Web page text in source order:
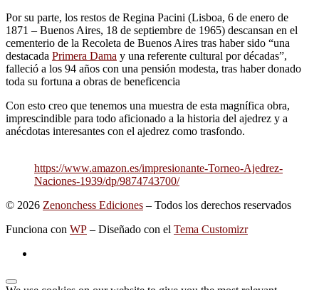
Por su parte, los restos de Regina Pacini (Lisboa, 6 de enero de
1871 – Buenos Aires, 18 de septiembre de 1965) descansan en el
cementerio de la Recoleta de Buenos Aires tras haber sido “una
destacada Primera Dama y una referente cultural por décadas”,
falleció a los 94 años con una pensión modesta, tras haber donado
toda su fortuna a obras de beneficencia
Con esto creo que tenemos una muestra de esta magnífica obra,
imprescindible para todo aficionado a la historia del ajedrez y a
anécdotas interesantes con el ajedrez como trasfondo.
https://www.amazon.es/impresionante-Torneo-Ajedrez-
Naciones-1939/dp/9874743700/
© 2026 Zenonchess Ediciones – Todos los derechos reservados
Funciona con WP – Diseñado con el Tema Customizr